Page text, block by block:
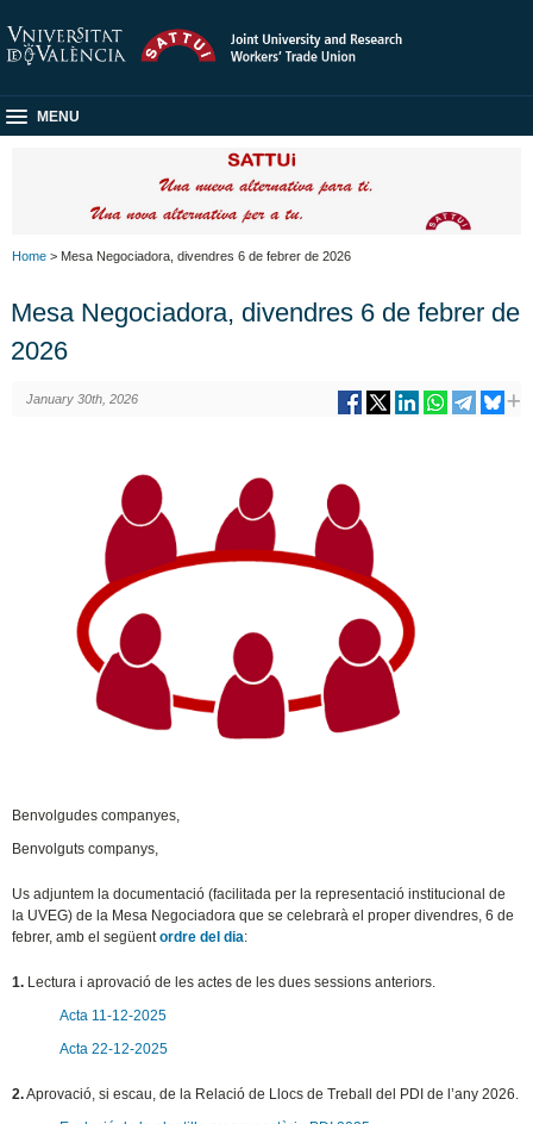
MENU
Home > Mesa Negociadora, divendres 6 de febrer de 2026
Mesa Negociadora, divendres 6 de febrer de
2026
January 30th, 2026
Benvolgudes companyes,
Benvolguts companys,
Us adjuntem la documentació (facilitada per la representació institucional de
la UVEG) de la Mesa Negociadora que se celebrarà el proper divendres, 6 de
febrer, amb el següentordre del dia:
1. Lectura i aprovació de lesactes de les dues sessions anteriors.
Acta 11-12-2025
Acta 22-12-2025
2.Aprovació, si escau, de la Relació de Llocs de Treball del PDI de l’any 2026.